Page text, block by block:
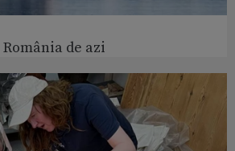
de azi